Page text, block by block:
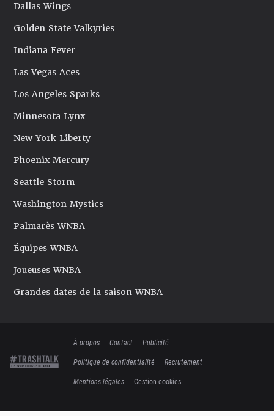
Dallas Wings
Golden State Valkyries
Indiana Fever
Las Vegas Aces
Los Angeles Sparks
Minnesota Lynx
New York Liberty
Phoenix Mercury
Seattle Storm
Washington Mystics
Palmarès WNBA
Équipes WNBA
Joueuses WNBA
Grandes dates de la saison WNBA
À propos Contact
Publicité
Politique de confidentialité
Recrutement
Mentions légales
Gestion cookies